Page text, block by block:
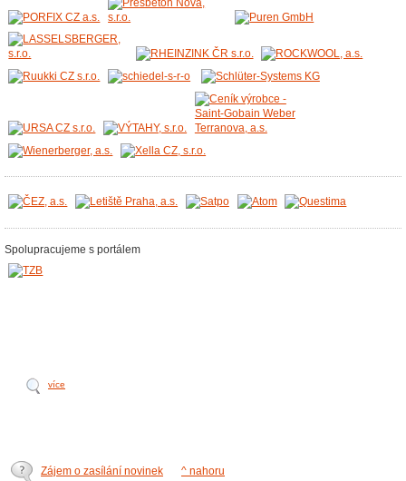
Spolupracujeme s portálem
více
Zájem o zasílání novinek ^ nahoru